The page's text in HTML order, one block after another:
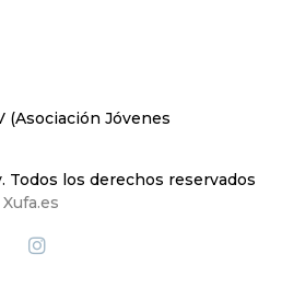
(Asociación Jóvenes
Todos los derechos reservados